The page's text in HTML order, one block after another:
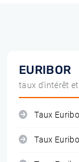
EURIBOR
taux d'intérêt
Taux
Taux